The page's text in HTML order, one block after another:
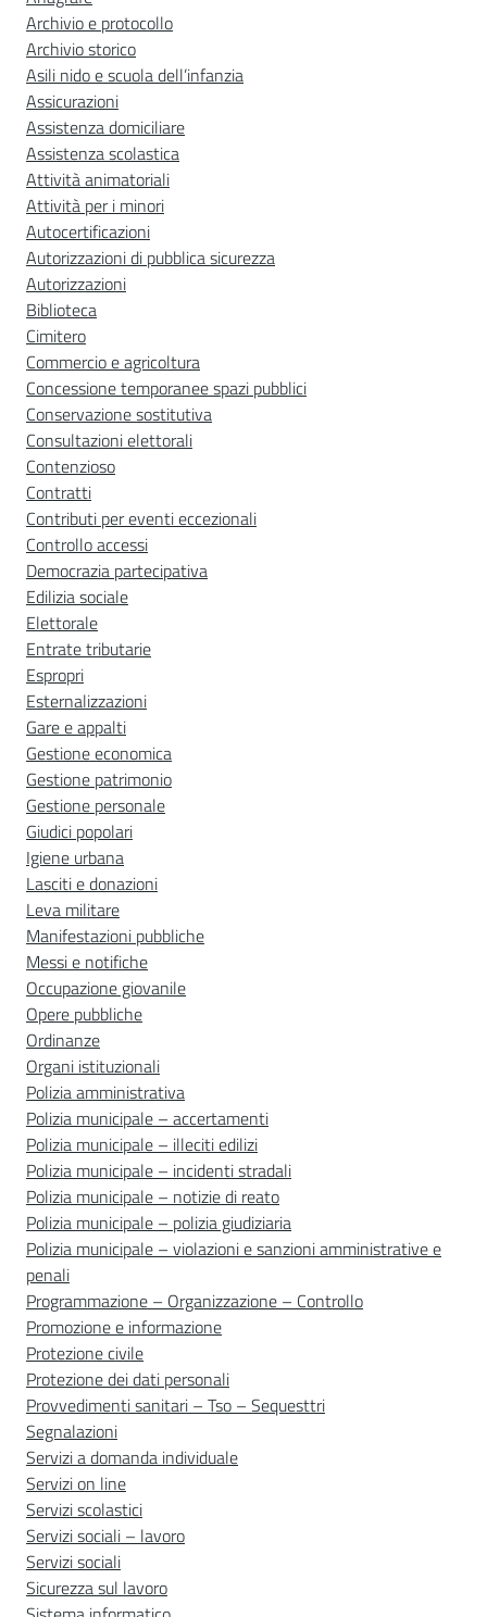
Archivio e protocollo
Archivio storico
Asili nido e scuola dell’infanzia
Assicurazioni
Assistenza domiciliare
Assistenza scolastica
Attività animatoriali
Attività per i minori
Autocertificazioni
Autorizzazioni di pubblica sicurezza
Autorizzazioni
Biblioteca
Cimitero
Commercio e agricoltura
Concessione temporanee spazi pubblici
Conservazione sostitutiva
Consultazioni elettorali
Contenzioso
Contratti
Contributi per eventi eccezionali
Controllo accessi
Democrazia partecipativa
Edilizia sociale
Elettorale
Entrate tributarie
Espropri
Esternalizzazioni
Gare e appalti
Gestione economica
Gestione patrimonio
Gestione personale
Giudici popolari
Igiene urbana
Lasciti e donazioni
Leva militare
Manifestazioni pubbliche
Messi e notifiche
Occupazione giovanile
Opere pubbliche
Ordinanze
Organi istituzionali
Polizia amministrativa
Polizia municipale – accertamenti
Polizia municipale – illeciti edilizi
Polizia municipale – incidenti stradali
Polizia municipale – notizie di reato
Polizia municipale – polizia giudiziaria
Polizia municipale – violazioni e sanzioni amministrative e
penali
Programmazione – Organizzazione – Controllo
Promozione e informazione
Protezione civile
Protezione dei dati personali
Provvedimenti sanitari – Tso – Sequesttri
Segnalazioni
Servizi a domanda individuale
Servizi on line
Servizi scolastici
Servizi sociali – lavoro
Servizi sociali
Sicurezza sul lavoro